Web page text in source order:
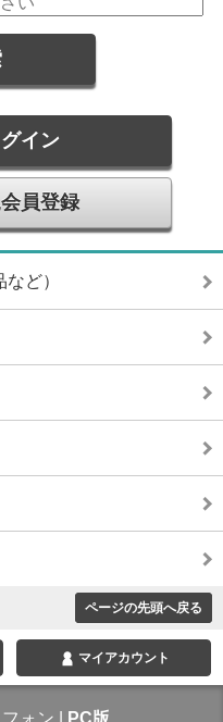
イン
員登録
ど）
ページの先頭へ戻る
マイアカウント
ォン PC版